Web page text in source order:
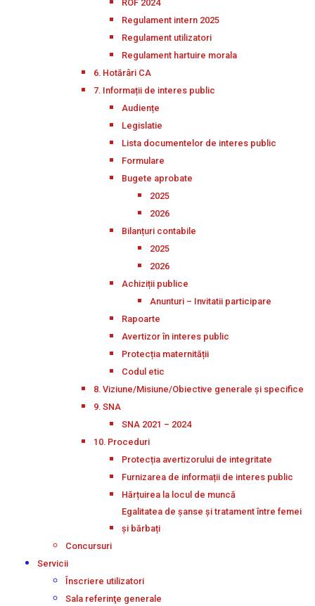
ROF 2024
Regulament intern 2025
Regulament utilizatori
Regulament hartuire morala
6. Hotărâri CA
7. Informații de interes public
Audiențe
Legislatie
Lista documentelor de interes public
Formulare
Bugete aprobate
2025
2026
Bilanțuri contabile
2025
2026
Achiziții publice
Anunturi – Invitatii participare
Rapoarte
Avertizor în interes public
Protecția maternității
Codul etic
8. Viziune/Misiune/Obiective generale și specifice
9. SNA
SNA 2021 – 2024
10. Proceduri
Protecția avertizorului de integritate
Furnizarea de informații de interes public
Hărțuirea la locul de muncă
Egalitatea de șanse și tratament între femei
și bărbați
Concursuri
Servicii
Înscriere utilizatori
Sala referinţe generale